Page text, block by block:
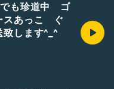
でも珍道中 ゴ
スあっこ ぐ
致します^_^